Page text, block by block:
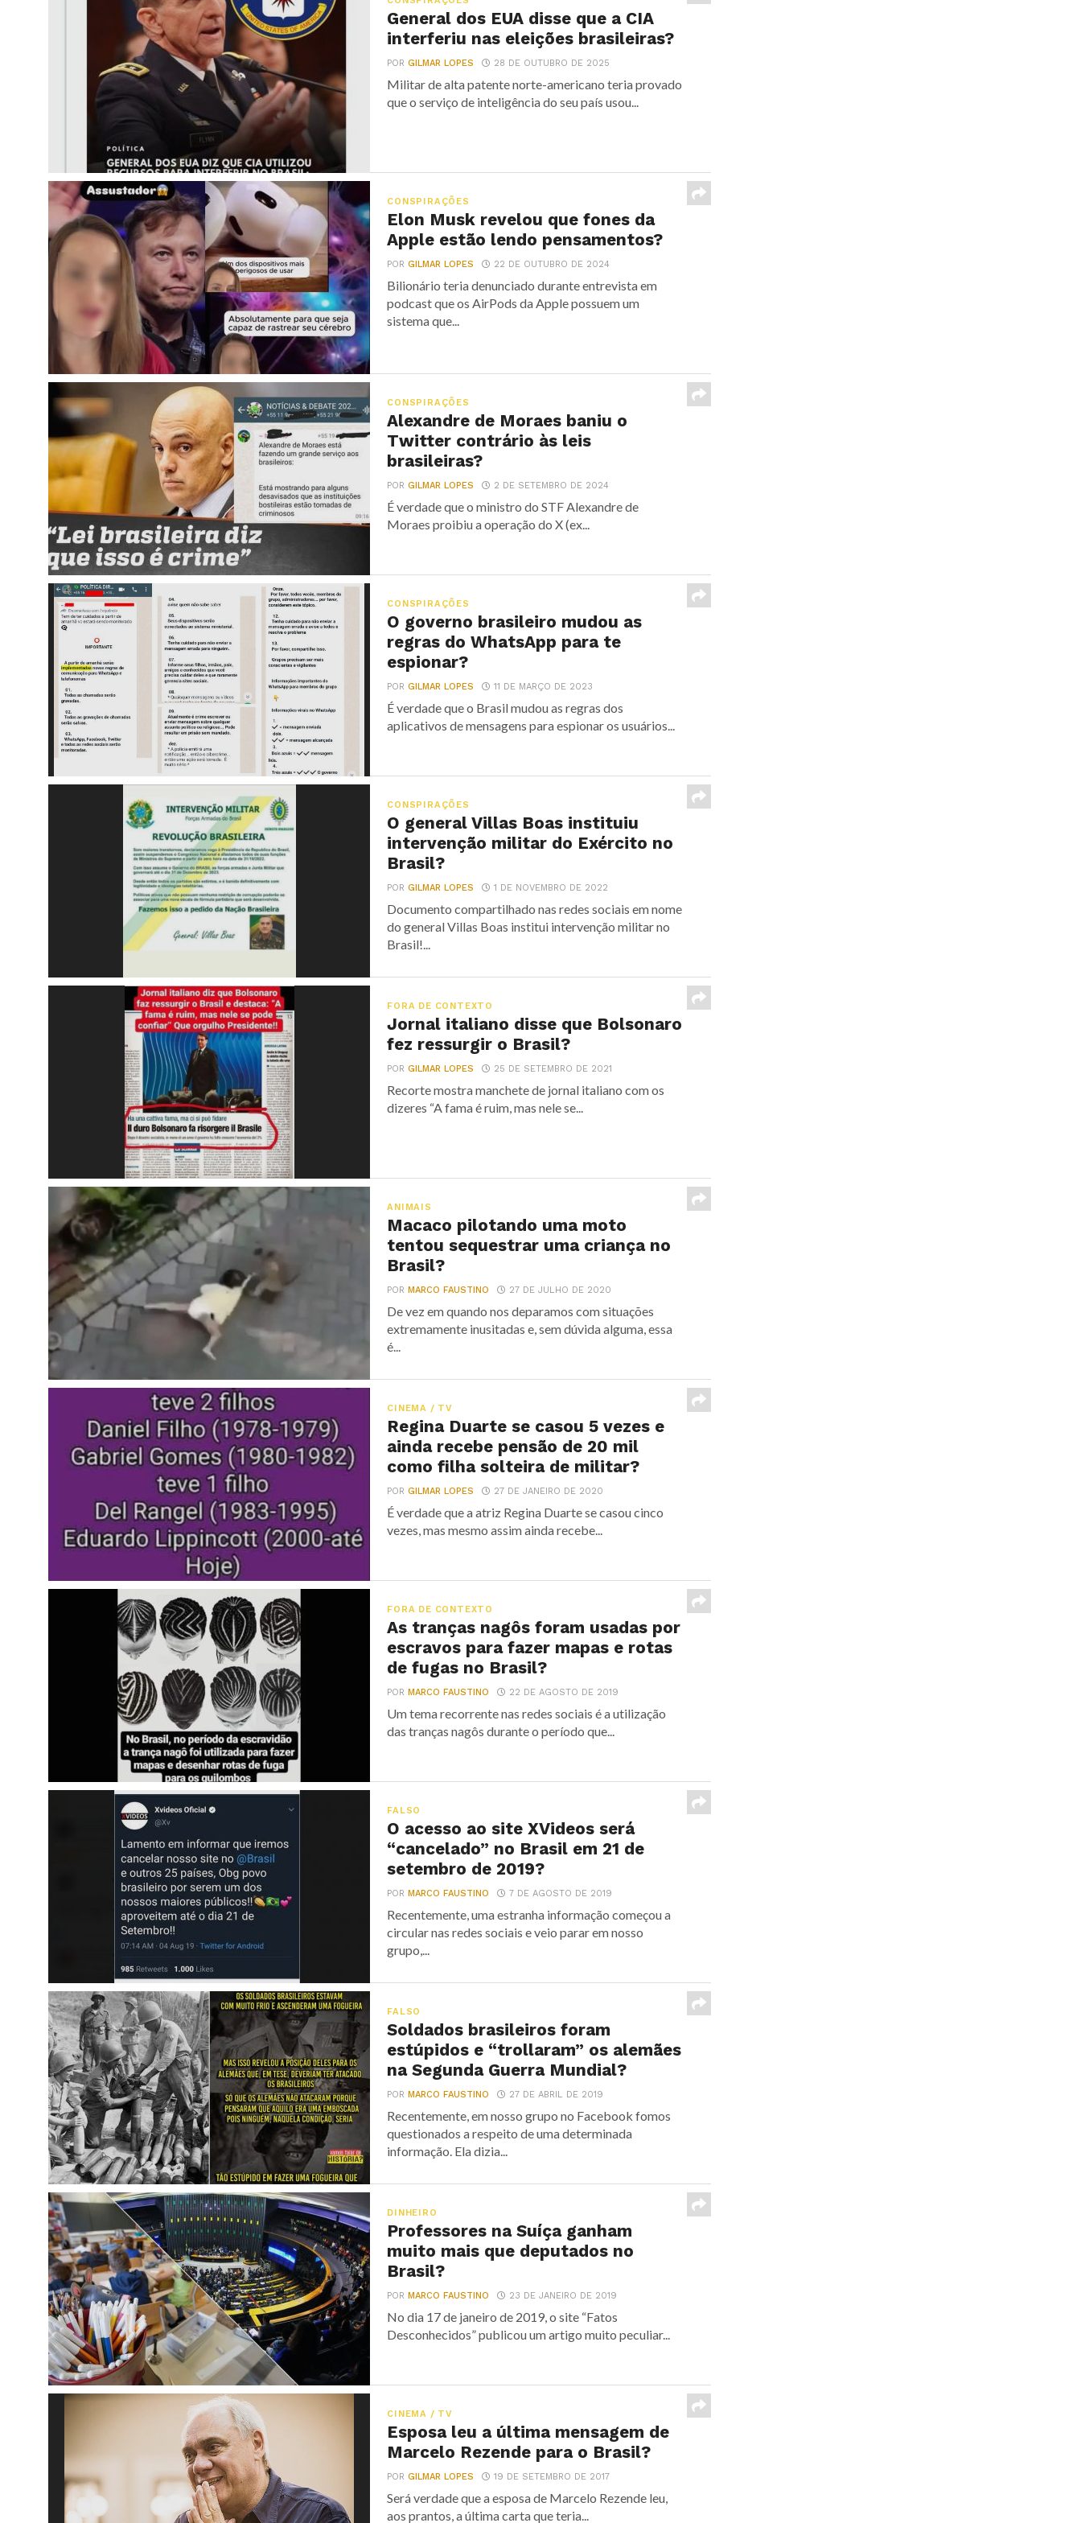
General dos EUA disse que a CIA
interferiu nas eleições brasileiras?
PORGILMAR LOPES 28 DE OUTUBRO DE 2025
Militar de alta patente norte-americano teria provado
que o serviço de inteligência do seu país usou...
CONSPIRAÇÕES
Elon Musk revelou que fones da
Apple estão lendo pensamentos?
PORGILMAR LOPES 22 DE OUTUBRO DE 2024
Bilionário teria denunciado durante entrevista em
podcast que os AirPods da Apple possuem um
sistema que...
CONSPIRAÇÕES
Alexandre de Moraes baniu o
Twitter contrário às leis
brasileiras?
PORGILMAR LOPES 2 DE SETEMBRO DE 2024
É verdade que o ministro do STF Alexandre de
Moraes proibiu a operação do X (ex...
CONSPIRAÇÕES
O governo brasileiro mudou as
regras do WhatsApp para te
espionar?
PORGILMAR LOPES 11 DE MARÇO DE 2023
É verdade que o Brasil mudou as regras dos
aplicativos de mensagens para espionar os usuários...
CONSPIRAÇÕES
O general Villas Boas instituiu
intervenção militar do Exército no
Brasil?
PORGILMAR LOPES 1 DE NOVEMBRO DE 2022
Documento compartilhado nas redes sociais em nome
do general Villas Boas institui intervenção militar no
Brasil!...
FORA DE CONTEXTO
Jornal italiano disse que Bolsonaro
fez ressurgir o Brasil?
PORGILMAR LOPES 25 DE SETEMBRO DE 2021
Recorte mostra manchete de jornal italiano com os
dizeres “A fama é ruim, mas nele se...
ANIMAIS
Macaco pilotando uma moto
tentou sequestrar uma criança no
Brasil?
PORMARCO FAUSTINO 27 DE JULHO DE 2020
De vez em quando nos deparamos com situações
extremamente inusitadas e, sem dúvida alguma, essa
é...
CINEMA / TV
Regina Duarte se casou 5 vezes e
ainda recebe pensão de 20 mil
como filha solteira de militar?
PORGILMAR LOPES 27 DE JANEIRO DE 2020
É verdade que a atriz Regina Duarte se casou cinco
vezes, mas mesmo assim ainda recebe...
FORA DE CONTEXTO
As tranças nagôs foram usadas por
escravos para fazer mapas e rotas
de fugas no Brasil?
PORMARCO FAUSTINO 22 DE AGOSTO DE 2019
Um tema recorrente nas redes sociais é a utilização
das tranças nagôs durante o período que...
FALSO
O acesso ao site XVideos será
“cancelado” no Brasil em 21 de
setembro de 2019?
PORMARCO FAUSTINO 7 DE AGOSTO DE 2019
Recentemente, uma estranha informação começou a
circular nas redes sociais e veio parar em nosso
grupo,...
FALSO
Soldados brasileiros foram
estúpidos e “trollaram” os alemães
na Segunda Guerra Mundial?
PORMARCO FAUSTINO 27 DE ABRIL DE 2019
Recentemente, em nosso grupo no Facebook fomos
questionados a respeito de uma determinada
informação. Ela dizia...
DINHEIRO
Professores na Suíça ganham
muito mais que deputados no
Brasil?
PORMARCO FAUSTINO 23 DE JANEIRO DE 2019
No dia 17 de janeiro de 2019, o site “Fatos
Desconhecidos” publicou um artigo muito peculiar...
CINEMA / TV
Esposa leu a última mensagem de
Marcelo Rezende para o Brasil?
PORGILMAR LOPES 19 DE SETEMBRO DE 2017
Será verdade que a esposa de Marcelo Rezende leu,
aos prantos, a última carta que teria...